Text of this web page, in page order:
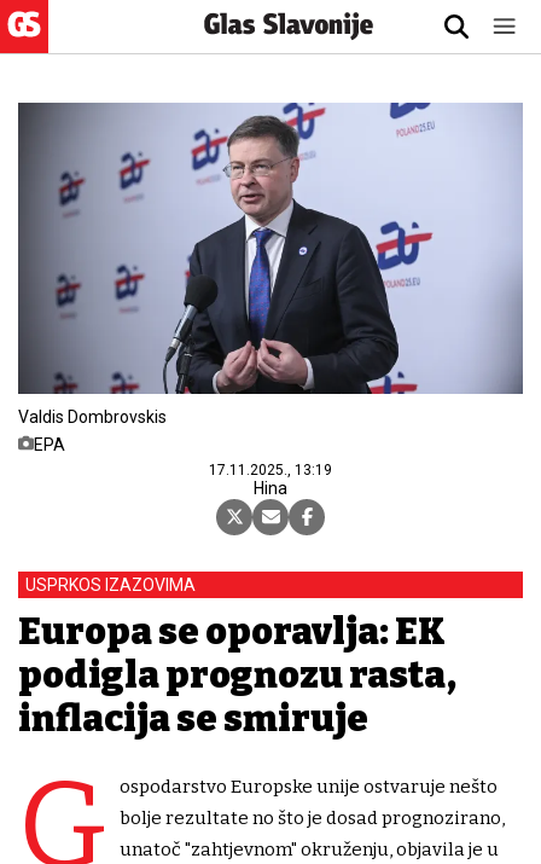
Valdis Dombrovskis
EPA
17.11.2025., 13:19
Hina
USPRKOS IZAZOVIMA
Europa se oporavlja: EK
podigla prognozu rasta,
inflacija se smiruje
G
ospodarstvo Europske unije ostvaruje nešto
bolje rezultate no što je dosad prognozirano,
unatoč "zahtjevnom" okruženju, objavila je u